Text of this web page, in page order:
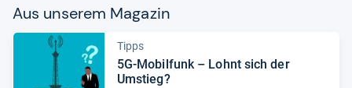
Aus unse­rem Maga­zin
Tipps
5G-​Mobil­funk – Lohnt sich der
Umstieg?